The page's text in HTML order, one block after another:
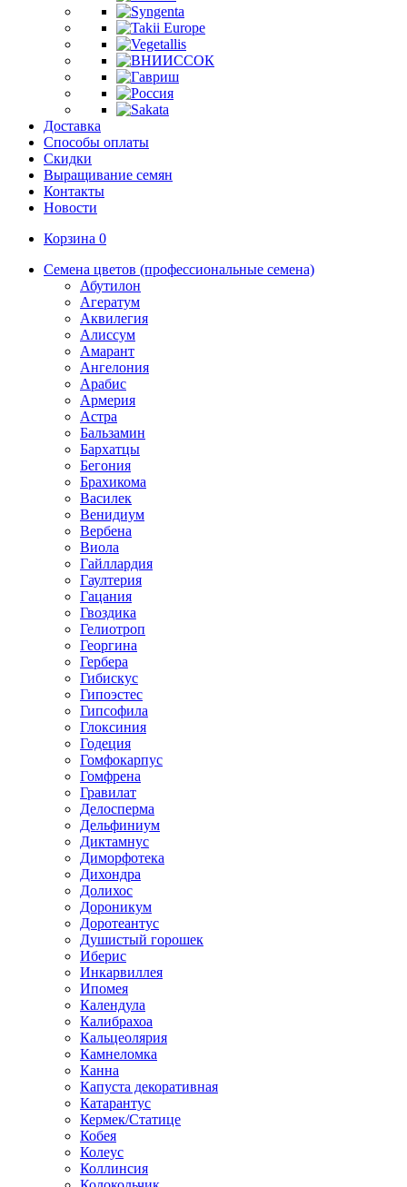
Доставка
Способы оплаты
Скидки
Выращивание семян
Контакты
Новости
Корзина 0
Семена цветов (профессиональные семена)
Абутилон
Агератум
Аквилегия
Алиссум
Амарант
Ангелония
Арабис
Армерия
Астра
Бальзамин
Бархатцы
Бегония
Брахикома
Василек
Венидиум
Вербена
Виола
Гайллардия
Гаултерия
Гацания
Гвоздика
Гелиотроп
Георгина
Гербера
Гибискус
Гипоэстес
Гипсофила
Глоксиния
Годеция
Гомфокарпус
Гомфрена
Гравилат
Делосперма
Дельфиниум
Диктамнус
Диморфотека
Дихондра
Долихос
Дороникум
Доротеантус
Душистый горошек
Иберис
Инкарвиллея
Ипомея
Календула
Калибрахоа
Кальцеолярия
Камнеломка
Канна
Капуста декоративная
Катарантус
Кермек/Статице
Кобея
Колеус
Коллинсия